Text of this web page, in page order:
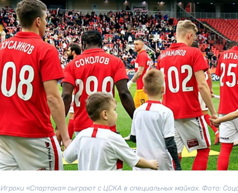
Игроки «Спартака» сыграют с ЦСКА в специальных майках. Фото: